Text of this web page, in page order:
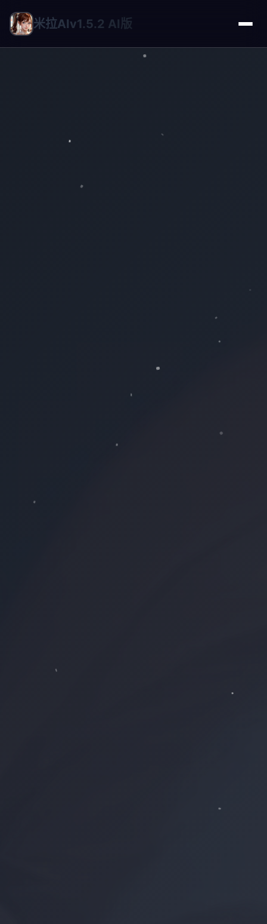
米拉AIv1.5.2 AI版